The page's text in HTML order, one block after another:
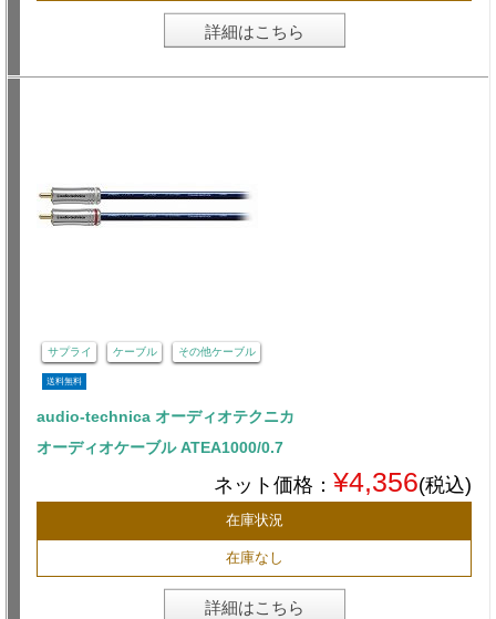
詳細はこちら
サプライ ケーブル その他ケーブル
送料無料
audio-technica オーディオテクニカ
オーディオケーブル ATEA1000/0.7
ネット価格： ¥4,356(税込)
在庫状況
在庫なし
詳細はこちら